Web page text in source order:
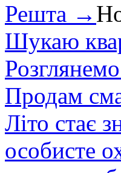
Решта →
Шукаю
Продам
Літо стає
особисте